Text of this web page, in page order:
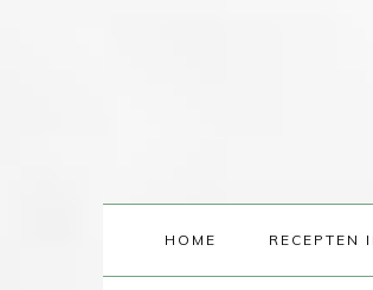
HOME RECEPTEN